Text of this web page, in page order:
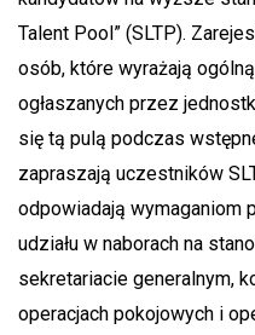
Talent Pool” (SLTP).
osób, które wyrażają
ogłaszanych przez
się tą pulą podczas
zapraszają uczestników
odpowiadają wymaganiom
udziału w naborach na
sekretariacie generalnym,
operacjach pokojowych i